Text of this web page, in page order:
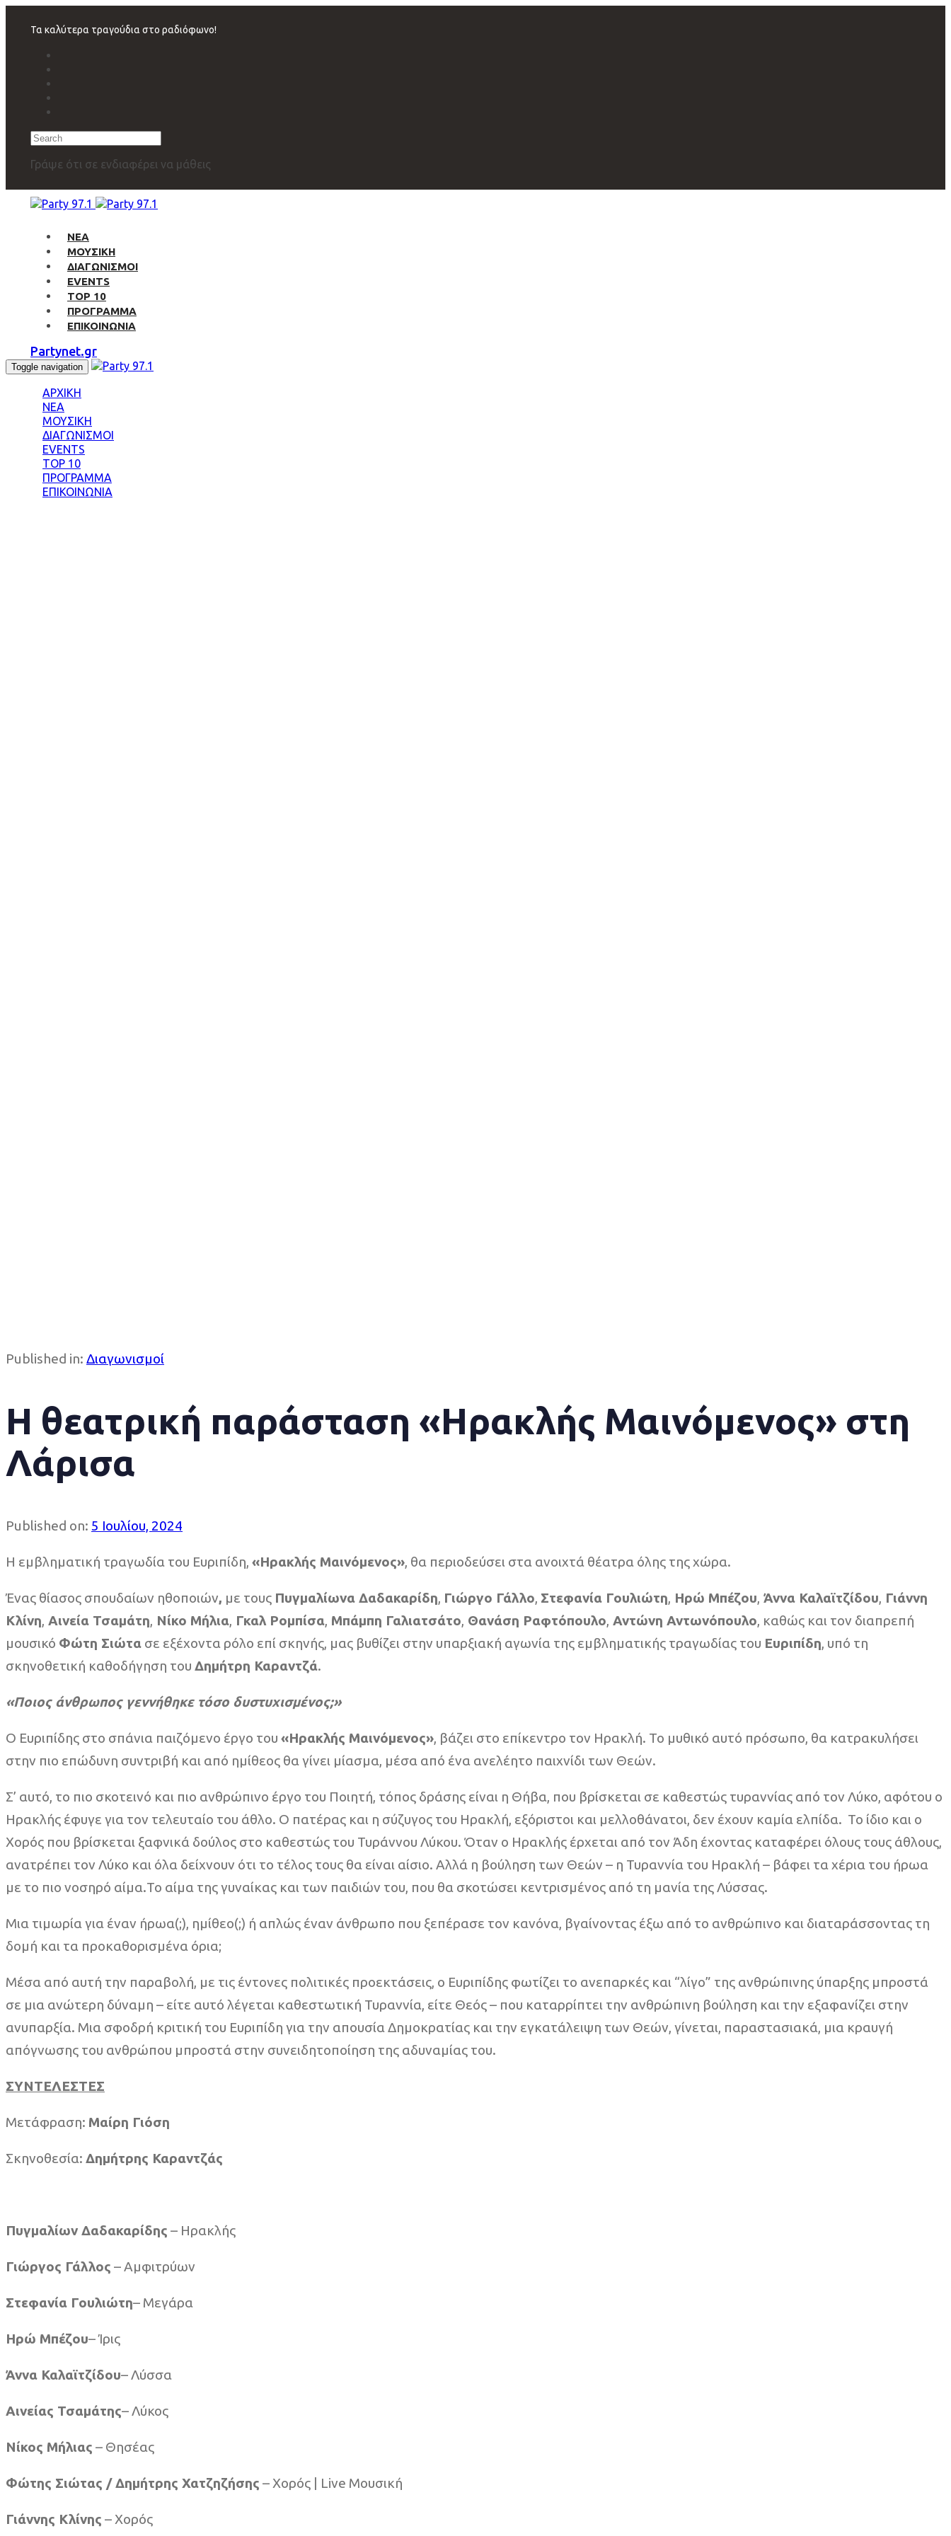
navigation
Τα καλύτερα τραγούδια στο ραδιόφωνο!
Search
Γράψε ότι σε ενδιαφέρει να μάθεις
ΝΕΑ
ΜΟΥΣΙΚΗ
ΔΙΑΓΩΝΙΣΜΟΙ
EVENTS
TOP 10
ΠΡΟΓΡΑΜΜΑ
ΕΠΙΚΟΙΝΩΝΙΑ
Partynet.gr
Toggle navigation
ΑΡΧΙΚΗ
ΝΕΑ
ΜΟΥΣΙΚΗ
ΔΙΑΓΩΝΙΣΜΟΙ
EVENTS
TOP 10
ΠΡΟΓΡΑΜΜΑ
ΕΠΙΚΟΙΝΩΝΙΑ
Published in: Διαγωνισμοί
Η θεατρική παράσταση «Ηρακλής Μαινόμενος» στη
Λάρισα
Published on: 5 Ιουλίου, 2024
Η εμβληματική τραγωδία του Ευριπίδη, «Ηρακλής Μαινόμενος», θα περιοδεύσει στα ανοιχτά θέατρα όλης της χώρα.
Ένας θίασος σπουδαίων ηθοποιών, με τους Πυγμαλίωνα Δαδακαρίδη, Γιώργο Γάλλο, Στεφανία Γουλιώτη, Ηρώ Μπέζου, Άννα Καλαϊτζίδου, Γιάννη
Κλίνη, Αινεία Τσαμάτη, Νίκο Μήλια, Γκαλ Ρομπίσα, Μπάμπη Γαλιατσάτο, Θανάση Ραφτόπουλο, Αντώνη Αντωνόπουλο, καθώς και τον διαπρεπή
μουσικό Φώτη Σιώτα σε εξέχοντα ρόλο επί σκηνής, μας βυθίζει στην υπαρξιακή αγωνία της εμβληματικής τραγωδίας του Ευριπίδη, υπό τη
σκηνοθετική καθοδήγηση του Δημήτρη Καραντζά.
«Ποιος άνθρωπος γεννήθηκε τόσο δυστυχισμένος;»
Ο Ευριπίδης στο σπάνια παιζόμενο έργο του «Ηρακλής Μαινόμενος», βάζει στο επίκεντρο τον Ηρακλή. Το μυθικό αυτό πρόσωπο, θα κατρακυλήσει
στην πιο επώδυνη συντριβή και από ημίθεος θα γίνει μίασμα, μέσα από ένα ανελέητο παιχνίδι των Θεών.
Σ’ αυτό, το πιο σκοτεινό και πιο ανθρώπινο έργο του Ποιητή, τόπος δράσης είναι η Θήβα, που βρίσκεται σε καθεστώς τυραννίας από τον Λύκο, αφότου ο
Ηρακλής έφυγε για τον τελευταίο του άθλο. Ο πατέρας και η σύζυγος του Ηρακλή, εξόριστοι και μελλοθάνατοι, δεν έχουν καμία ελπίδα. Το ίδιο και ο
Χορός που βρίσκεται ξαφνικά δούλος στο καθεστώς του Τυράννου Λύκου. Όταν ο Ηρακλής έρχεται από τον Άδη έχοντας καταφέρει όλους τους άθλους,
ανατρέπει τον Λύκο και όλα δείχνουν ότι το τέλος τους θα είναι αίσιο. Αλλά η βούληση των Θεών – η Τυραννία του Ηρακλή – βάφει τα χέρια του ήρωα
με το πιο νοσηρό αίμα.Το αίμα της γυναίκας και των παιδιών του, που θα σκοτώσει κεντρισμένος από τη μανία της Λύσσας.
Μια τιμωρία για έναν ήρωα(;), ημίθεο(;) ή απλώς έναν άνθρωπο που ξεπέρασε τον κανόνα, βγαίνοντας έξω από το ανθρώπινο και διαταράσσοντας τη
δομή και τα προκαθορισμένα όρια;
Μέσα από αυτή την παραβολή, με τις έντονες πολιτικές προεκτάσεις, ο Ευριπίδης φωτίζει το ανεπαρκές και “λίγο” της ανθρώπινης ύπαρξης μπροστά
σε μια ανώτερη δύναμη – είτε αυτό λέγεται καθεστωτική Τυραννία, είτε Θεός – που καταρρίπτει την ανθρώπινη βούληση και την εξαφανίζει στην
ανυπαρξία. Μια σφοδρή κριτική του Ευριπίδη για την απουσία Δημοκρατίας και την εγκατάλειψη των Θεών, γίνεται, παραστασιακά, μια κραυγή
απόγνωσης του ανθρώπου μπροστά στην συνειδητοποίηση της αδυναμίας του.
ΣΥΝΤΕΛΕΣΤΕΣ
Μετάφραση: Μαίρη Γιόση
Σκηνοθεσία: Δημήτρης Καραντζάς
Πυγμαλίων Δαδακαρίδης – Ηρακλής
Γιώργος Γάλλος – Αμφιτρύων
Στεφανία Γουλιώτη– Μεγάρα
Ηρώ Μπέζου– Ίρις
Άννα Καλαϊτζίδου– Λύσσα
Αινείας Τσαμάτης– Λύκος
Νίκος Μήλιας – Θησέας
Φώτης Σιώτας / Δημήτρης Χατζηζήσης – Χορός | Live Μουσική
Γιάννης Κλίνης – Χορός